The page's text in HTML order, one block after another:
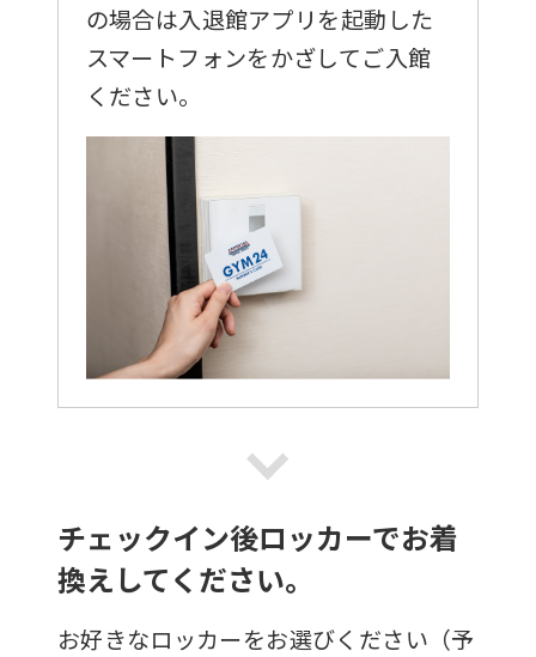
の場合は入退館アプリを起動した
スマートフォンをかざしてご入館
ください。
チェックイン後ロッカーでお着
換えしてください。
お好きなロッカーをお選びください（予